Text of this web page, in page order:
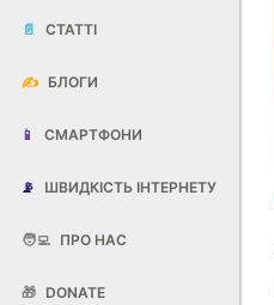
📄 СТАТТІ
✍️ БЛОГИ
📱 СМАРТФОНИ
📡 ШВИДКІСТЬ ІНТЕРНЕТУ
🧑‍💻 ПРО НАС
🎁 DONATE